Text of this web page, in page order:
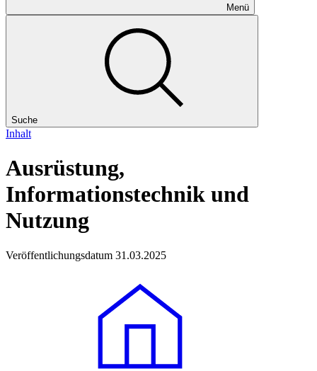
Menü
Suche
Inhalt
Ausrüstung,
Informationstechnik und
Nutzung
Veröffentlichungsdatum 31.03.2025